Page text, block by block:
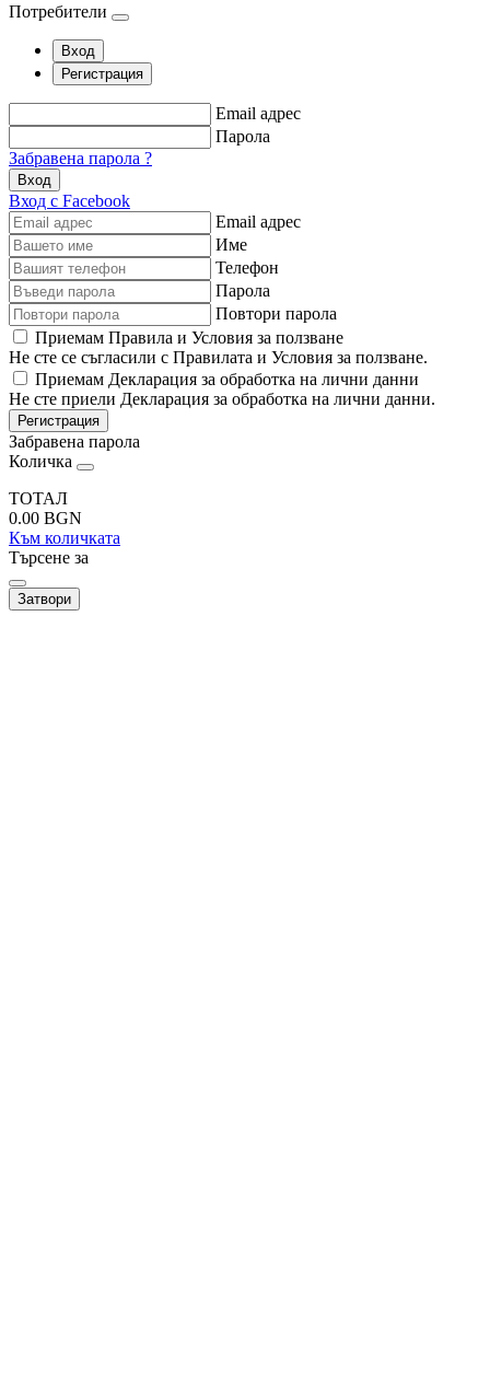
Потребители
Вход
Регистрация
Email адрес
Парола
Забравена парола ?
Вход
Вход с Facebook
Email адрес
Име
Телефон
Парола
Повтори парола
Приемам Правила и Условия за ползване
Не сте се съгласили с Правилата и Условия за ползване.
Приемам Декларация за обработка на лични данни
Не сте приели Декларация за обработка на лични данни.
Регистрация
Забравена парола
Количка
ТОТАЛ
0.00 BGN
Към количката
Търсене за
Затвори